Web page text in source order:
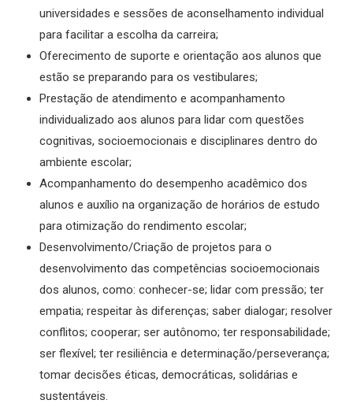
universidades e sessões de aconselhamento individual
para facilitar a escolha da carreira;
Oferecimento de suporte e orientação aos alunos que
estão se preparando para os vestibulares;
Prestação de atendimento e acompanhamento
individualizado aos alunos para lidar com questões
cognitivas, socioemocionais e disciplinares dentro do
ambiente escolar;
Acompanhamento do desempenho acadêmico dos
alunos e auxílio na organização de horários de estudo
para otimização do rendimento escolar;
Desenvolvimento/Criação de projetos para o
desenvolvimento das competências socioemocionais
dos alunos, como: conhecer-se; lidar com pressão; ter
empatia; respeitar às diferenças; saber dialogar; resolver
conflitos; cooperar; ser autônomo; ter responsabilidade;
ser flexível; ter resiliência e determinação/perseverança;
tomar decisões éticas, democráticas, solidárias e
sustentáveis.